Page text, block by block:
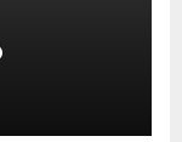
a las